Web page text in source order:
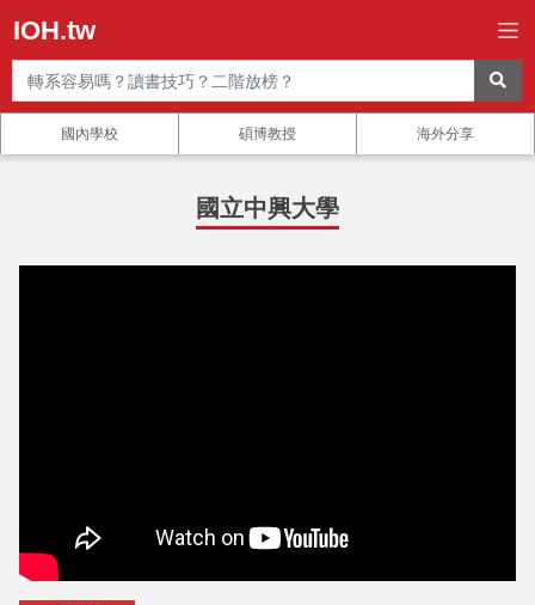
IOH.tw
國內學校 碩博教授 海外分享
國立中興大學